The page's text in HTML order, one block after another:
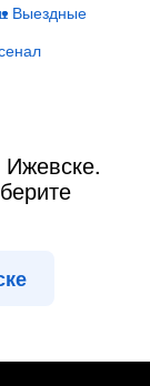
Выездные